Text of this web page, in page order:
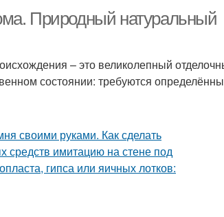
Природный натуральный
– это великолепный
состоянии: требуются